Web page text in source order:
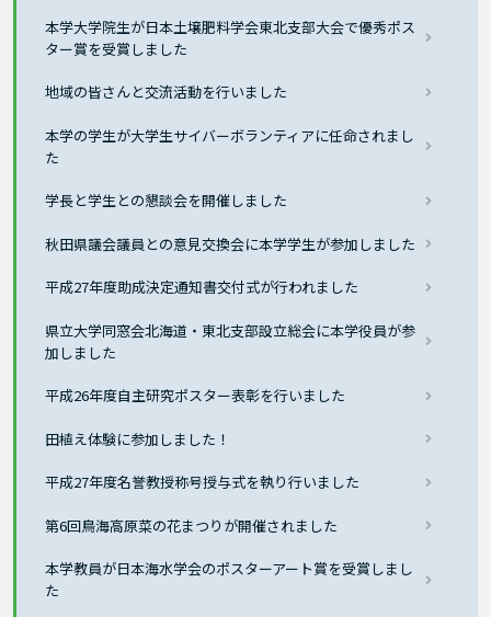
本学大学院生が日本土壌肥料学会東北支部大会で優秀ポス
ター賞を受賞しました
地域の皆さんと交流活動を行いました
本学の学生が大学生サイバーボランティアに任命されまし
た
学長と学生との懇談会を開催しました
秋田県議会議員との意見交換会に本学学生が参加しました
平成27年度助成決定通知書交付式が行われました
県立大学同窓会北海道・東北支部設立総会に本学役員が参
加しました
平成26年度自主研究ポスター表彰を行いました
田植え体験に参加しました！
平成27年度名誉教授称号授与式を執り行いました
第6回鳥海高原菜の花まつりが開催されました
本学教員が日本海水学会のポスターアート賞を受賞しまし
た